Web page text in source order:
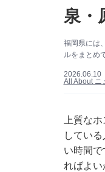
泉・
福岡県には
ルをまとめ
2026.06.10
All About ニ
上質な
してい
い時間
ればよ